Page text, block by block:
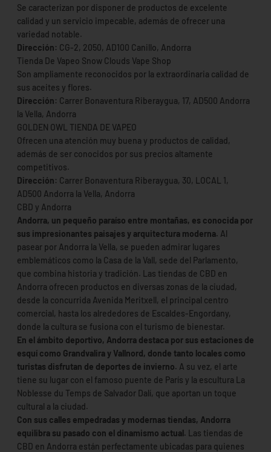
Se caracterizan por disponer de productos de excelente
calidad y un servicio impecable, además de ofrecer una
variedad notable.
Dirección: CG-2, 2050, AD100 Canillo, Andorra
Tienda De Vapeo Snow Clouds Vape Shop
Son ampliamente reconocidos por la extraordinaria calidad de
sus aceites y flores.
Dirección: Carrer Bonaventura Riberaygua, 17, AD500 Andorra
la Vella, Andorra
GOLDEN OWL TIENDA DE VAPEO
Ofrecen una atención muy buena y productos de calidad,
además de ser conocidos por sus precios altamente
competitivos.
Dirección: Carrer Bonaventura Riberaygua, 30, LOCAL 1,
AD500 Andorra la Vella, Andorra
CBD y Andorra
Andorra, un pequeño paraíso entre montañas, es conocida por
sus impresionantes paisajes y arquitectura moderna. Al
pasear por Andorra la Vella, se pueden admirar lugares
emblemáticos como la Casa de la Vall, sede del Parlamento,
que combina historia y tradición. Las tiendas de CBD en
Andorra ofrecen productos en diversas zonas de la ciudad,
desde la concurrida Avenida Meritxell, el principal centro
comercial, hasta los alrededores de Escaldes-Engordany,
donde la cultura se fusiona con el turismo de bienestar.
En el ámbito deportivo, Andorra destaca por sus estaciones de
esquí como Grandvalira y Vallnord, donde tanto locales como
turistas disfrutan de deportes de invierno. A su vez, el arte
tiene su lugar con el famoso puente de París y la escultura La
Noblesse du Temps de Salvador Dalí, que aportan un toque
cultural a la ciudad.
Con sus calles empedradas y modernas tiendas, Andorra
equilibra su pasado con el dinamismo actual. Las tiendas de
CBD en Andorra están perfectamente ubicadas para quienes